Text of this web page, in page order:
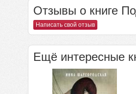
Отзывы о книге
Написать свой отзыв
Ещё интересные